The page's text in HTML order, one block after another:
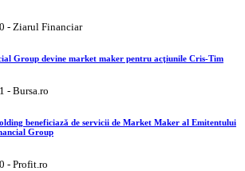
- Ziarul Financiar
Group devine market maker pentru acţiunile Cris-Tim
- Bursa.ro
beneficiază de servicii de Market Maker al Emitentului
Group
- Profit.ro